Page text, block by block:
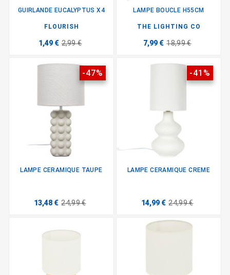
GUIRLANDE EUCALYPTUS X4
FLOURISH
1,49 € 2,99 €
LAMPE BOUCLE H55CM
THE LIGHTING CO
7,99 € 18,99 €
-47%
LAMPE CERAMIQUE TAUPE
13,48 € 24,99 €
-41%
LAMPE CERAMIQUE CREME
14,99 € 24,99 €